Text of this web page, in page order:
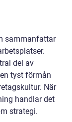
sammanfattar
del av
tyst förmån
När
handlar det
strategi.